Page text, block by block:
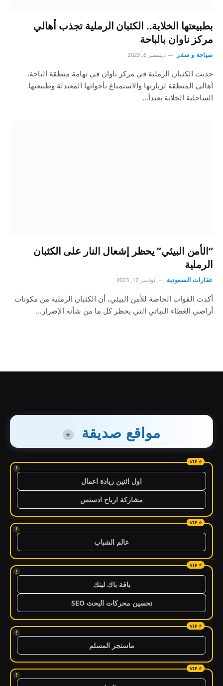
بطبيعتها الخلابة.. الكثبان الرملية تجذب أهالي
مركز ناوان بالباحة
سياحة و سفر ديسمبر 6, 2023
جذبت الكثبان الرملية في مركز ناوان في تهامة منطقة الباحة،
أهالي المنطقة لزيارتها والاستمتاع بأجوائها المعتدلة وطبيعتها
الساحلية الخلابة بعيداً…
“الأمن البيئي” يحظر إشعال النار على الكثبان
الرملية
عقارات السعودية نوفمبر 12, 2023
أكدت القوات الخاصة للأمن البيئي، أن الكثبان الرملية من مكونات
أراضي الغطاء النباتي التي يحظر كل ما من شأنه الإضرار…
مواقع صديقة +
!
اول اثنين ريادة اعمال
مشاركة ارباح ادسنس
!
عالم الشباب
!
باقة باك لينك
تحسين محركات البحث SEO
!
ماسنجر المسلم
!